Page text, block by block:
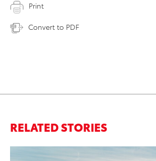
Print
Convert to PDF
RELATED STORIES